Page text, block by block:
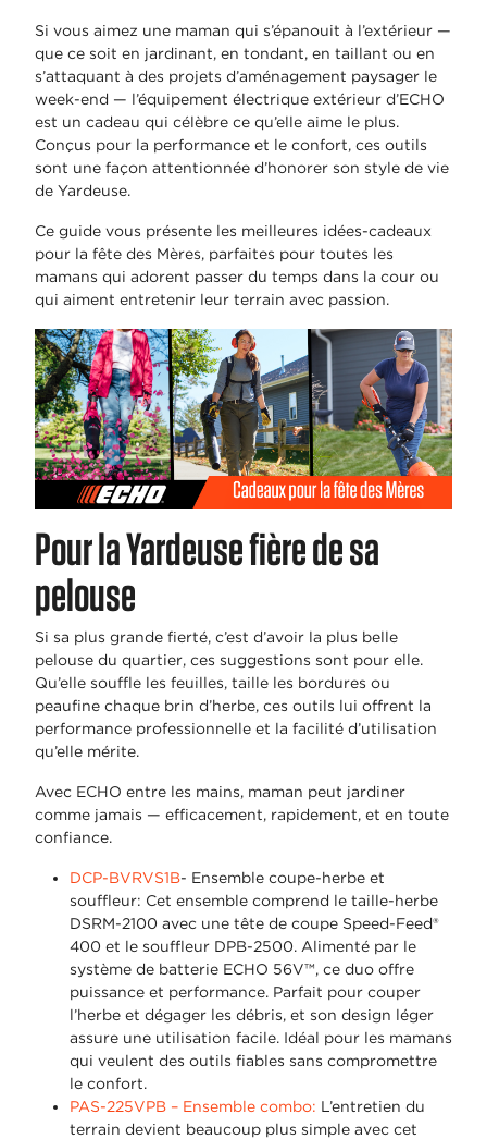
Si vous aimez une maman qui s’épanouit à l’extérieur —
que ce soit en jardinant, en tondant, en taillant ou en
s’attaquant à des projets d’aménagement paysager le
week-end — l’équipement électrique extérieur d’ECHO
est un cadeau qui célèbre ce qu’elle aime le plus.
Conçus pour la performance et le confort, ces outils
sont une façon attentionnée d’honorer son style de vie
de Yardeuse.
Ce guide vous présente les meilleures idées-cadeaux
pour la fête des Mères, parfaites pour toutes les
mamans qui adorent passer du temps dans la cour ou
qui aiment entretenir leur terrain avec passion.
Pour la Yardeuse fière de sa
pelouse
Si sa plus grande fierté, c’est d’avoir la plus belle
pelouse du quartier, ces suggestions sont pour elle.
Qu’elle souffle les feuilles, taille les bordures ou
peaufine chaque brin d’herbe, ces outils lui offrent la
performance professionnelle et la facilité d’utilisation
qu’elle mérite.
Avec ECHO entre les mains, maman peut jardiner
comme jamais — efficacement, rapidement, et en toute
confiance.
DCP-BVRVS1B- Ensemble coupe-herbe et
souffleur: Cet ensemble comprend le taille-herbe
DSRM-2100 avec une tête de coupe Speed-Feed®
400 et le souffleur DPB-2500. Alimenté par le
système de batterie ECHO 56V™, ce duo offre
puissance et performance. Parfait pour couper
l’herbe et dégager les débris, et son design léger
assure une utilisation facile. Idéal pour les mamans
qui veulent des outils fiables sans compromettre
le confort.
PAS-225VPB – Ensemble combo: L’entretien du
terrain devient beaucoup plus simple avec cet